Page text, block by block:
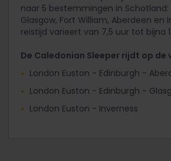
naar 5 bestemmingen in Schotland:
Glasgow, Fort William, Aberdeen en
reistijd varieert van 7,5 uur tot bijna
De Caledonian Sleeper rijdt op de
London Euston - Edinburgh -
London Euston - Edinburgh -
London Euston - Inverness